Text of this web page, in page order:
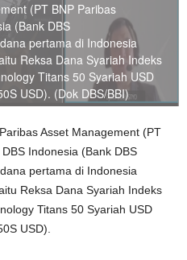
(PT BNP Paribas
(Bank DBS
pertama di Indonesia
Reksa Dana Syariah Indeks
Titans 50 Syariah USD
USD). (Dok DBS/BBI)
Asset Management (PT
Indonesia (Bank DBS
pertama di Indonesia
Reksa Dana Syariah Indeks
Titans 50 Syariah USD
USD).